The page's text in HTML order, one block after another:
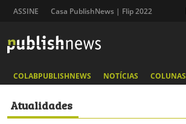
ASSINE Casa PublishNews | Flip 2022
COLABPUBLISHNEWS NOTÍCIAS COLUNAS
Atualidades